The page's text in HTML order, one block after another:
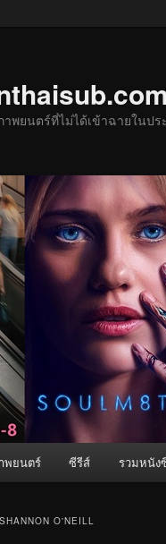
พยนตร์ที่ไม่ได้เข้าฉายในปร
พยนตร์ ซีรีส์ รวมหนัง
SHANNON O'NEILL